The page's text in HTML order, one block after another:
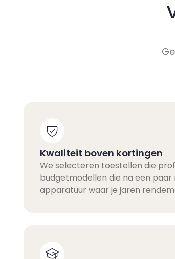
Kwaliteit boven kortingen
We selecteren toestellen die
budgetmodellen die na een
apparatuur waar je jaren